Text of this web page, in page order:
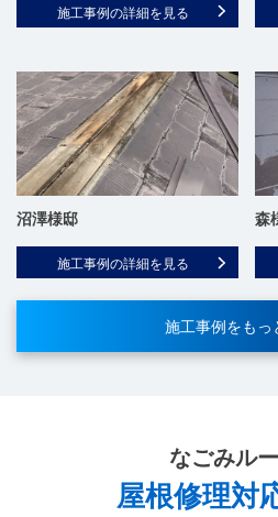
施工事例の詳細を見る
沼澤様邸
施工事例の詳細を見る
森
施工事例をもっ
なごみル
屋根修理対